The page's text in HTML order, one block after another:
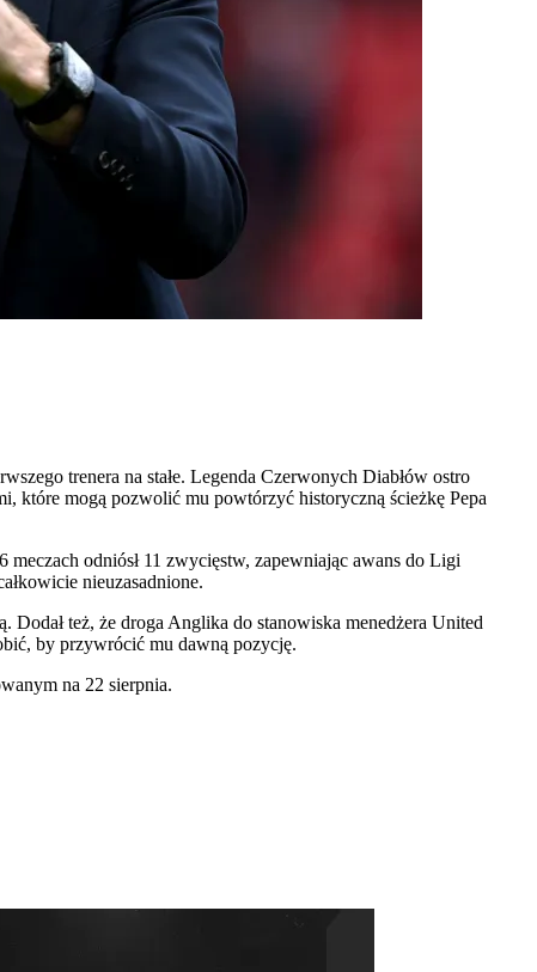
trenera na stałe. Legenda Czerwonych Diabłów ostro
które mogą pozwolić mu powtórzyć historyczną ścieżkę Pepa
odniósł 11 zwycięstw, zapewniając awans do Ligi
nieuzasadnione.
też, że droga Anglika do stanowiska menedżera United
by przywrócić mu dawną pozycję.
na 22 sierpnia.